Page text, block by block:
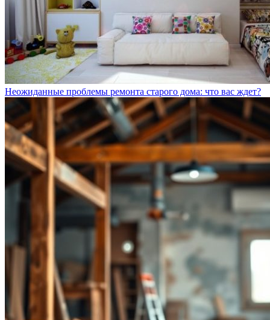
Неожиданные проблемы ремонта старого дома: что вас ждет?